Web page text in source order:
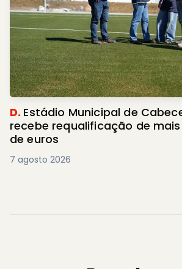
D. Estádio Municipal de
recebe requalificação de mais
de euros
7 agosto 2026